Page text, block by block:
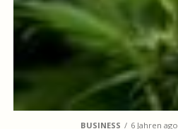
BUSINESS 6 Jahren ago